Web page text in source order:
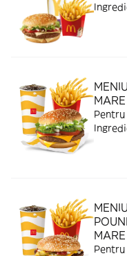
MARE
MARE